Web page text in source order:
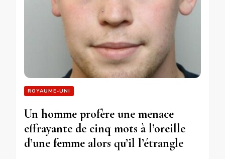
ROYAUME-UNI
Un homme profère une menace
effrayante de cinq mots à l’oreille
d’une femme alors qu’il l’étrangle